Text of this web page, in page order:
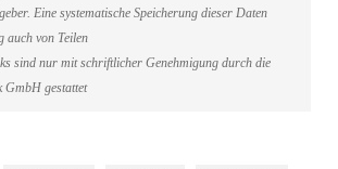
Eine systematische Speicherung dieser Daten
auch von Teilen
sind nur mit schriftlicher Genehmigung durch die
GmbH gestattet